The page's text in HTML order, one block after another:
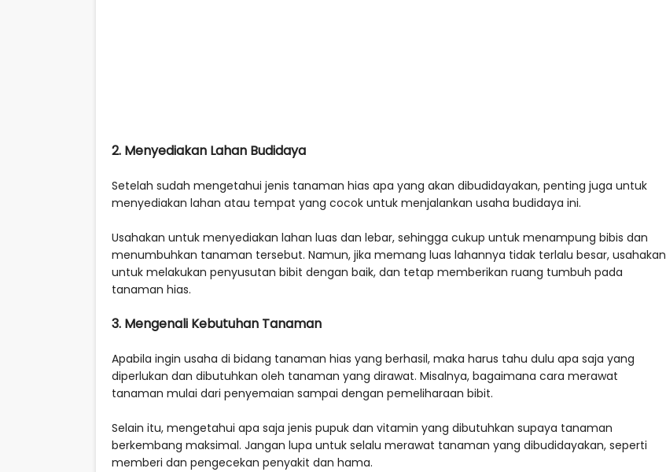
2. Menyediakan Lahan Budidaya
Setelah sudah mengetahui jenis tanaman hias apa yang akan dibudidayakan, penting juga untuk
menyediakan lahan atau tempat yang cocok untuk menjalankan usaha budidaya ini.
Usahakan untuk menyediakan lahan luas dan lebar, sehingga cukup untuk menampung bibis dan
menumbuhkan tanaman tersebut. Namun, jika memang luas lahannya tidak terlalu besar, usahakan
untuk melakukan penyusutan bibit dengan baik, dan tetap memberikan ruang tumbuh pada
tanaman hias.
3. Mengenali Kebutuhan Tanaman
Apabila ingin usaha di bidang tanaman hias yang berhasil, maka harus tahu dulu apa saja yang
diperlukan dan dibutuhkan oleh tanaman yang dirawat. Misalnya, bagaimana cara merawat
tanaman mulai dari penyemaian sampai dengan pemeliharaan bibit.
Selain itu, mengetahui apa saja jenis pupuk dan vitamin yang dibutuhkan supaya tanaman
berkembang maksimal. Jangan lupa untuk selalu merawat tanaman yang dibudidayakan, seperti
memberi dan pengecekan penyakit dan hama.